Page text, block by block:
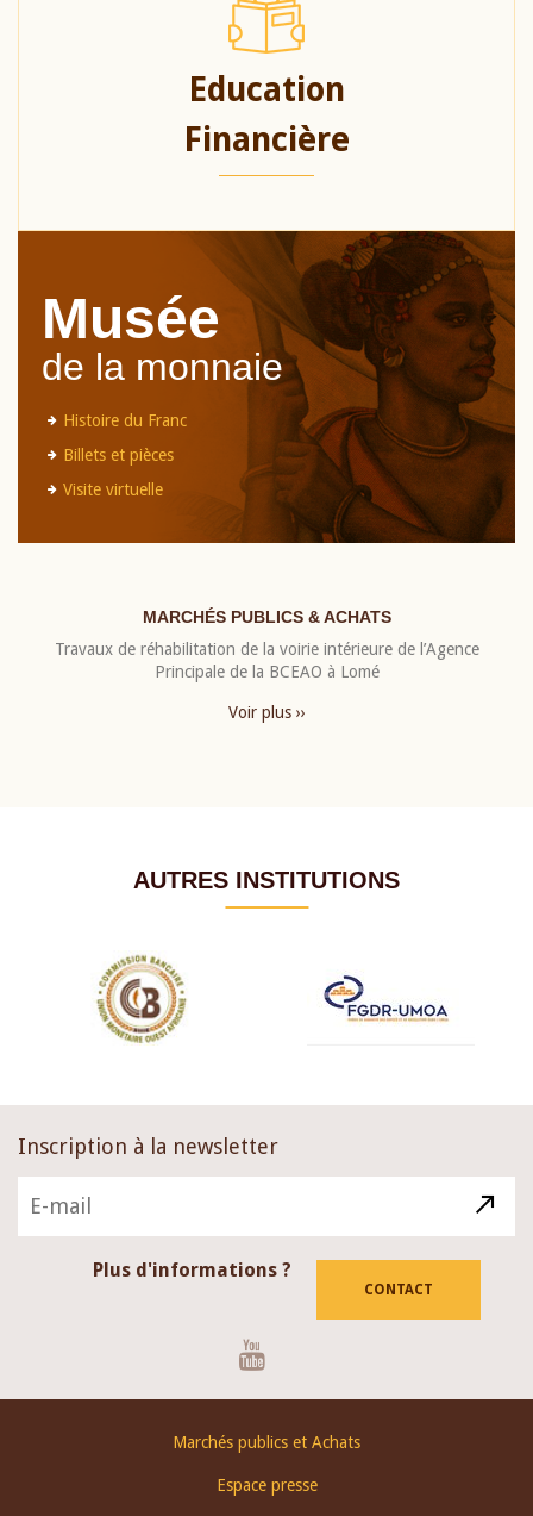
Education
Financière
Musée
de la monnaie
Histoire du Franc
Billets et pièces
Visite virtuelle
MARCHÉS PUBLICS & ACHATS
Travaux de réhabilitation de la voirie intérieure de l’Agence
Principale de la BCEAO à Lomé
Voir plus ››
AUTRES INSTITUTIONS
Inscription à la newsletter
Plus d'informations ?
CONTACT
Marchés publics et Achats
Espace presse